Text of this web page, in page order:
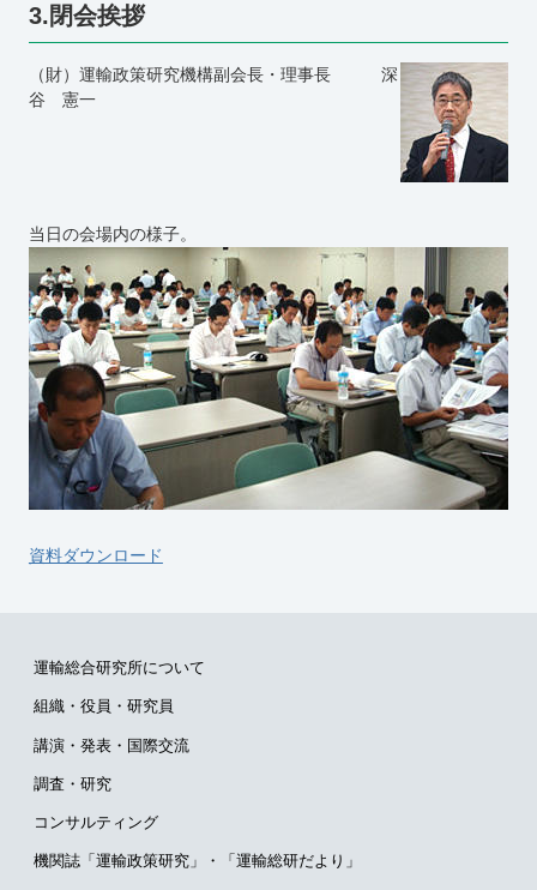
3.閉会挨拶
（財）運輸政策研究機構副会長・理事長 深
谷 憲一
当日の会場内の様子。
資料ダウンロード
運輸総合研究所について
組織・役員・研究員
講演・発表・国際交流
調査・研究
コンサルティング
機関誌「運輸政策研究」・ 「運輸総研だより」